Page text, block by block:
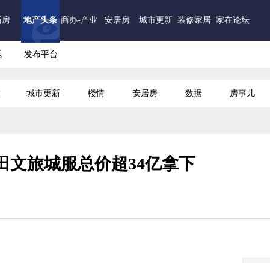
房 地产头条 商办-产业 安居房 城市更新 装修家居 家在论坛
发布平台
城市更新 楼情 安居房 数据 房事儿
文旅城服总价超34亿拿下